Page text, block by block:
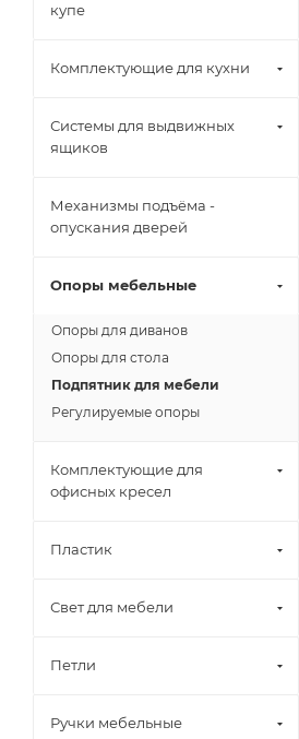
купе
Комплектующие для кухни
Системы для выдвижных
ящиков
Механизмы подъёма -
опускания дверей
Опоры мебельные
Опоры для диванов
Опоры для стола
Подпятник для мебели
Регулируемые опоры
Комплектующие для
офисных кресел
Пластик
Свет для мебели
Петли
Ручки мебельные